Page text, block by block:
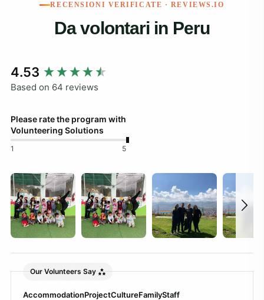
RECENSIONI VERIFICATE · REVIEWS.IO
Da volontari in Peru
4.53
Based on 64 reviews
Please rate the program with
Volunteering Solutions
1 5
Our Volunteers Say
AccommodationProjectCultureFamilyStaff
New content loaded